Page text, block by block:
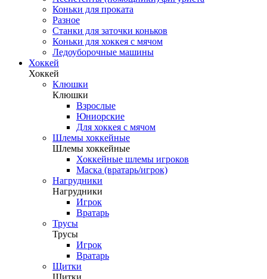
Коньки для проката
Разное
Станки для заточки коньков
Коньки для хоккея с мячом
Ледоуборочные машины
Хоккей
Хоккей
Клюшки
Клюшки
Взрослые
Юниорские
Для хоккея с мячом
Шлемы хоккейные
Шлемы хоккейные
Хоккейные шлемы игроков
Маска (вратарь/игрок)
Нагрудники
Нагрудники
Игрок
Вратарь
Трусы
Трусы
Игрок
Вратарь
Щитки
Щитки